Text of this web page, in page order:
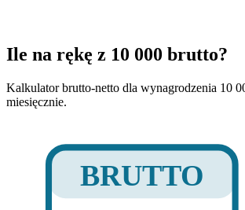
Ile na rękę z 10 000 brutto?
Kalkulator brutto-netto dla wynagrodzenia 10
miesięcznie.
BRUTTO